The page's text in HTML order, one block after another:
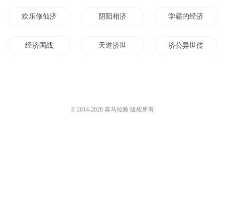
欢乐修仙济世游 阴阳相济 学霸的经济世界
经济国战 天道济世 济公异世传
© 2014-2026 喜马拉雅 版权所有